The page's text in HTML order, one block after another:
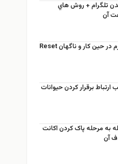
روش هاي
چرا كامپيوترم در حين كار و ناگهان Reset
کردن حیوانات
پاک کردن اکانت